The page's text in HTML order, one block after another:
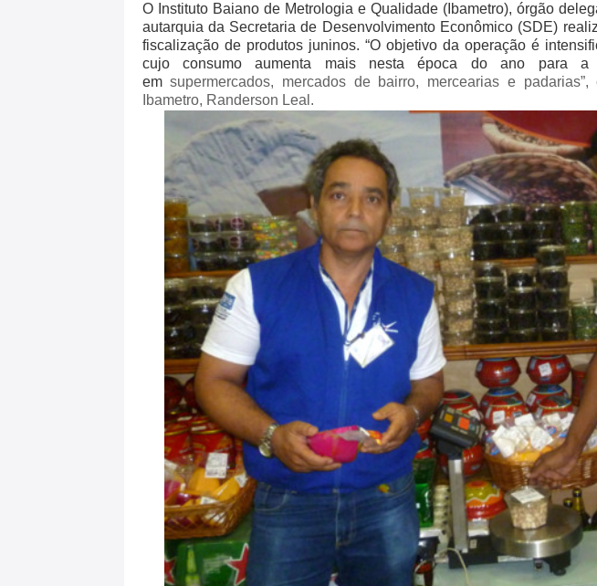
O Instituto Baiano de Metrologia e Qualidade (Ibametro), órgão
autarquia da Secretaria de Desenvolvimento Econômico (SDE)
fiscalização de produtos juninos. “O objetivo da operação é
cujo consumo aumenta mais nesta época do ano para
emsupermercados, mercados de bairro, mercearias e
Ibametro, Randerson Leal.